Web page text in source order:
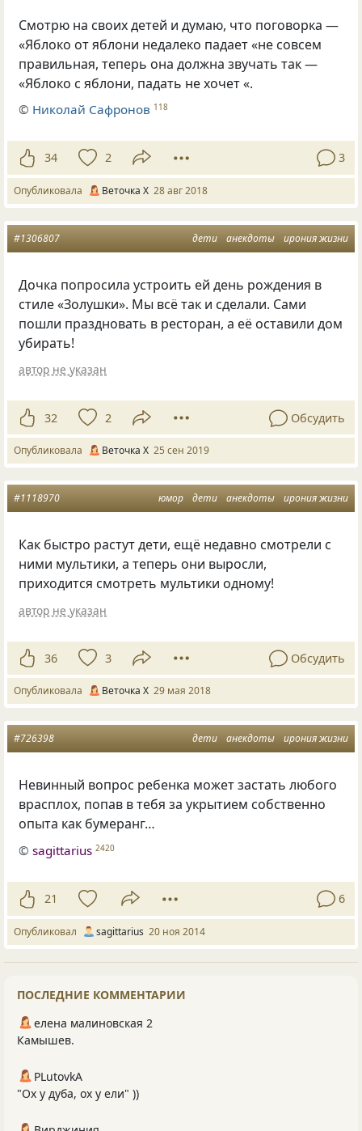
Смотрю на своих детей и думаю, что поговорка —
«Яблоко от яблони недалеко падает«не совсем
правильная, теперь она должна звучать так —
«Яблоко с яблони, падать не хочет«.
© Николай Сафронов 118
34 2 3
Опубликовала Веточка Х 28 авг 2018
дети анекдоты ирония жизни
#1306807
Дочка попросила устроить ей день рождения в
стиле«Золушки». Мы всё так и сделали. Сами
пошли праздновать в ресторан, а её оставили дом
убирать!
автор не указан
32 2 Обсудить
Опубликовала Веточка Х 25 сен 2019
юмор дети анекдоты ирония жизни
#1118970
Как быстро растут дети, ещё недавно смотрели с
ними мультики, а теперь они выросли,
приходится смотреть мультики одному!
автор не указан
36 3 Обсудить
Опубликовала Веточка Х 29 мая 2018
дети анекдоты ирония жизни
#726398
Невинный вопрос ребенка может застать любого
врасплох, попав в тебя за укрытием собственно
опыта как бумеранг…
©sagittarius 2420
21 6
Опубликовал sagittarius 20 ноя 2014
ПОСЛЕДНИЕ КОММЕНТАРИИ
елена малиновская 2
Камышев.
PLutоvkА
"Ох у дуба, ох у ели" ))